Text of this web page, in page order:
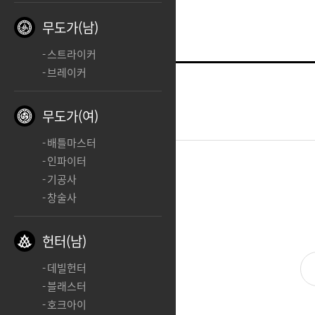
2026.02.03 18:11
무도가(남)
스트라이커
브레이커
무도가(여)
배틀마스터
인파이터
기공사
창술사
헌터(남)
데빌헌터
블래스터
호크아이